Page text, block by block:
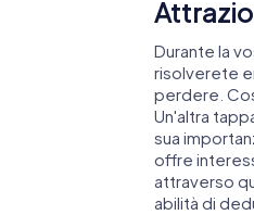
Durante la
risolverete
perdere.
Un'altra
sua
offre
attraverso
abilità di